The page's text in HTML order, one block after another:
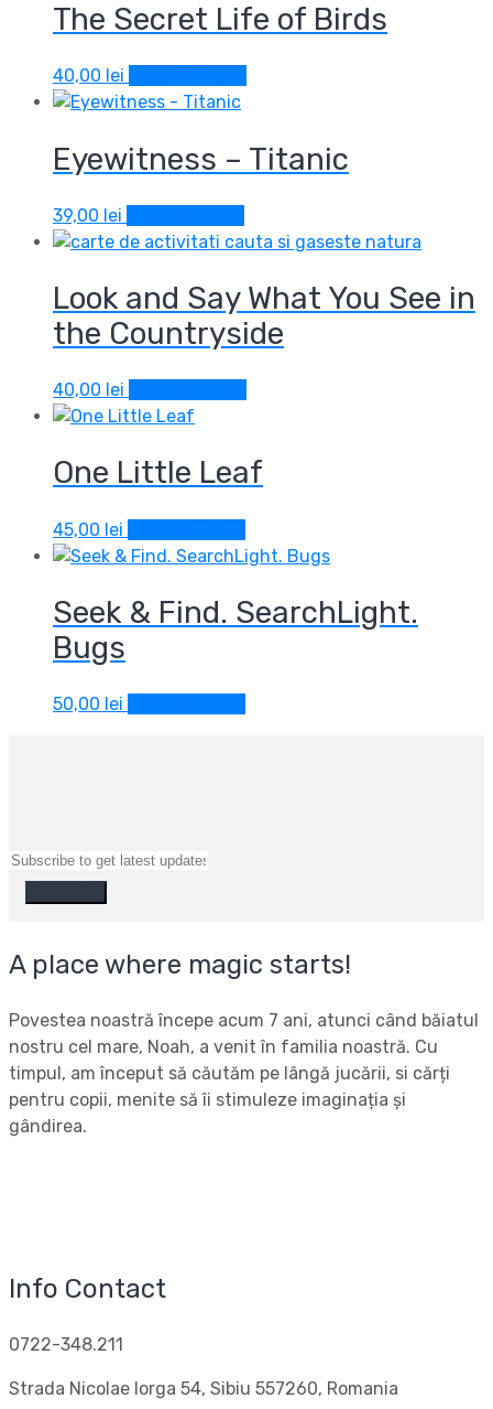
The Secret Life of Birds
40,00 lei
Eyewitness – Titanic
39,00 lei
Look and Say What You See in
the Countryside
40,00 lei
One Little Leaf
45,00 lei
Seek & Find. SearchLight.
Bugs
50,00 lei
A place where magic starts!
Povestea noastră începe acum 7 ani, atunci când băiatul
nostru cel mare, Noah, a venit în familia noastră. Cu
timpul, am început să căutăm pe lângă jucării, si cărți
pentru copii, menite să îi stimuleze imaginația și
gândirea.
Info Contact
0722-348.211
Strada Nicolae Iorga 54, Sibiu 557260, Romania